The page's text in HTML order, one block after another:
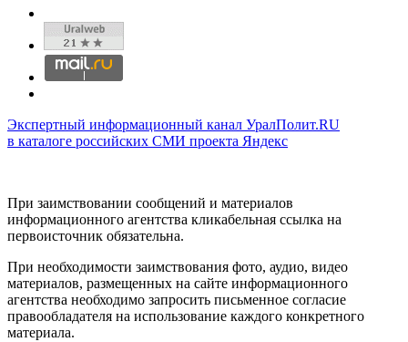
Экспертный информационный канал УралПолит.RU
в каталоге российских СМИ проекта Яндекс
При заимствовании сообщений и материалов
информационного агентства кликабельная ссылка на
первоисточник обязательна.
При необходимости заимствования фото, аудио, видео
материалов, размещенных на сайте информационного
агентства необходимо запросить письменное согласие
правообладателя на использование каждого конкретного
материала.